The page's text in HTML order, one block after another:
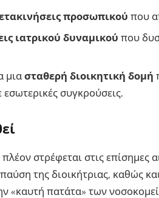
προσωπικού που
ιατρικού δυναμικού που
μια σταθερή διοικητική δομή
συγκρούσεις.
στρέφεται στις επίσημες
παύση της διοικήτριας, καθώς
«καυτή πατάτα» των